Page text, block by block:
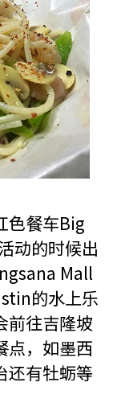
色餐车Big
动的时候出
Mall
的水上乐
前往吉隆坡
点，如墨西
还有牡蛎等